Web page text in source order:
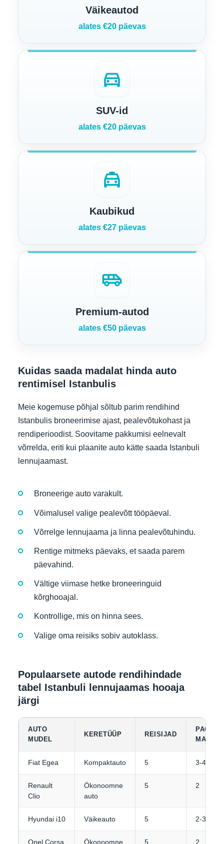
Väikeautod
alates €20 päevas
directions_car
SUV-id
alates €20 päevas
local_taxi
Kaubikud
alates €27 päevas
airport_shuttle
Premium-autod
alates €50 päevas
Kuidas saada madalat hinda auto
rentimisel Istanbulis
Meie kogemuse põhjal sõltub parim rendihind
Istanbulis broneerimise ajast, pealevõtukohast ja
rendiperioodist. Soovitame pakkumisi eelnevalt
võrrelda, eriti kui plaanite auto kätte saada Istanbuli
lennujaamast.
Broneerige auto varakult.
Võimalusel valige pealevõtt tööpäeval.
Võrrelge lennujaama ja linna pealevõtuhindu.
Rentige mitmeks päevaks, et saada parem
päevahind.
Vältige viimase hetke broneeringuid
kõrghooajal.
Kontrollige, mis on hinna sees.
Valige oma reisiks sobiv autoklass.
Populaarsete autode rendihindade
tabel Istanbuli lennujaamas hooaja
järgi
AUTO
MUDEL
KERETÜÜP REISIJAD
PAGASI
Fiat Egea Kompaktauto 5 3-4
Renault
Clio
Ökonoomne
auto
5 2
Hyundai i10 Väikeauto 5 2-3
Opel Corsa Ökonoomne 5 2